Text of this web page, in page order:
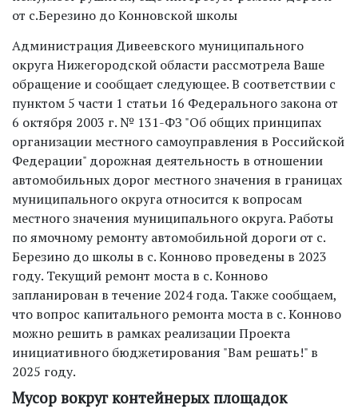
от с.Березино до Конновской школы
Администрация Дивеевского муниципального
округа Нижегородской области рассмотрела Ваше
обращение и сообщает следующее. В соответствии с
пунктом 5 части 1 статьи 16 Федерального закона от
6 октября 2003 г. № 131-ФЗ "Об общих принципах
организации местного самоуправления в Российской
Федерации" дорожная деятельность в отношении
автомобильных дорог местного значения в границах
муниципального округа относится к вопросам
местного значения муниципального округа. Работы
по ямочному ремонту автомобильной дороги от с.
Березино до школы в с. Конново проведены в 2023
году. Текущий ремонт моста в с. Конново
запланирован в течение 2024 года. Также сообщаем,
что вопрос капитального ремонта моста в с. Конново
можно решить в рамках реализации Проекта
инициативного бюджетирования "Вам решать!" в
2025 году.
Мусор вокруг контейнерых площадок